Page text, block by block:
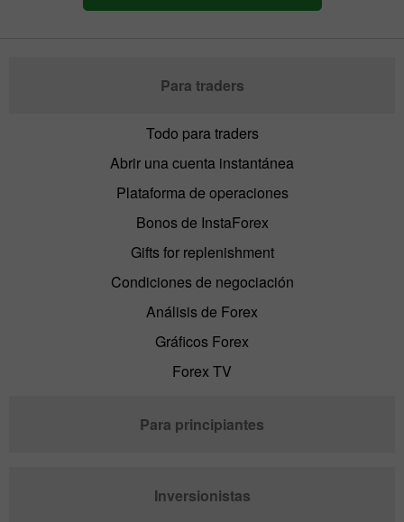
Para traders
Todo para traders
Abrir una cuenta instantánea
Plataforma de operaciones
Bonos de InstaForex
Gifts for replenishment
Condiciones de negociación
Análisis de Forex
Gráficos Forex
Forex TV
Para principiantes
Inversionistas